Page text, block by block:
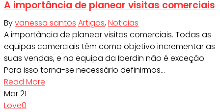
A importância de planear visitas comerciais
Byvanessa santos Artigos,Noticias
A importância de planear visitas comerciais. Todas as
equipas comerciais têm como objetivo incrementar as
suas vendas, e na equipa da Iberdin não é exceção.
Para isso torna-se necessário definirmos…
Read More
Mar21
Love0